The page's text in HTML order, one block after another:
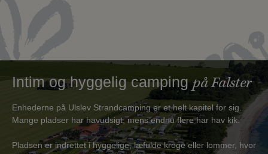
Intim og hyggelig campingpå Falster
Enhederne på Ulslev Strandcamping er et helt kapitel for sig.
Mange pladser har havudsigt, mens endnu flere har hav kik.
Pladsen er indrettet i hyggelige, læfulde kroge eller lommer, hvor